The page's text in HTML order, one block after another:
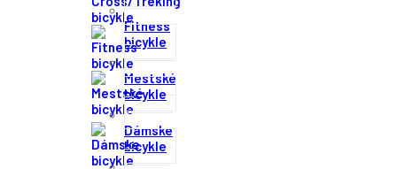
Fitness
bicykle
Mestské
bicykle
Dámske
bicykle